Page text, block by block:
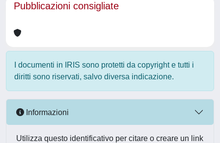
Pubblicazioni consigliate
I documenti in IRIS sono protetti da copyright e tutti i
diritti sono riservati, salvo diversa indicazione.
Informazioni
Utilizza questo identificativo per citare o creare un link